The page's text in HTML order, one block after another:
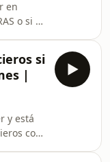
de
en
o si es
que
en
(y la
de
en
si
|
y está
con